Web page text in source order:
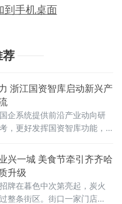
到手机桌面
荐
浙江国资智库启动新兴产
企系统提供前沿产业动向研
，更好发挥国资智库功能，
节牵引齐齐哈
升级
牌在暮色中次第亮起，炭火
整条街区。街口一家门店